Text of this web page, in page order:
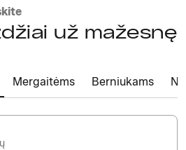
už mažesnę
Mergaitėms Berniukams